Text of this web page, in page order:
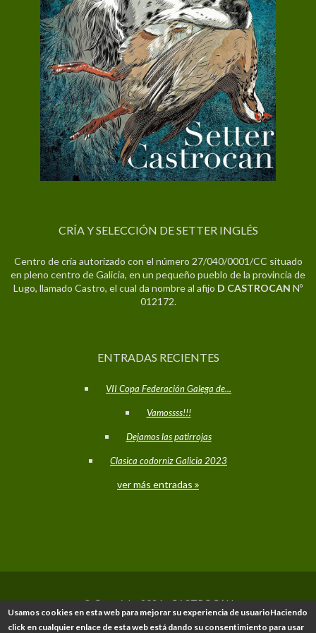
CRÍA Y SELECCIÓN DE SETTER INGLÉS
Centro de cría autorizado con el número 27/040/0001/CC situado
en pleno centro de Galicia, en un pequeño pueblo de la provincia de
Lugo, llamado Castro, el cual da nombre al afijo D CASTROCAN Nº
012172.
ENTRADAS RECIENTES
VII Copa Federación Galega de...
Vamossss!!!
Dejamos las patirrojas
Clasica codorniz Galicia 2023
ver más entradas
© Copyright 2026 - CASTROCAN
Usamos cookies en esta web para mejorar su experiencia de usuarioHaciendo
click en cualquier enlace de esta web está dando su consentimiento para usar